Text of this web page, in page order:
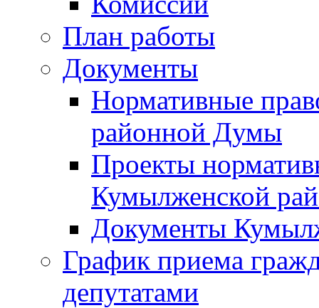
План работы
Документы
Нормативные
районной Думы
Проекты
Кумылженской
Документы
График приема
депутатами